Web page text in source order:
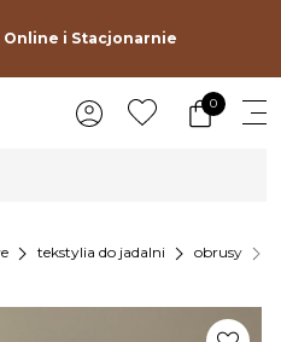
Online i Stacjonarnie
0
chevron_right tekstylia do jadalni chevron_right obrusy chevron_right